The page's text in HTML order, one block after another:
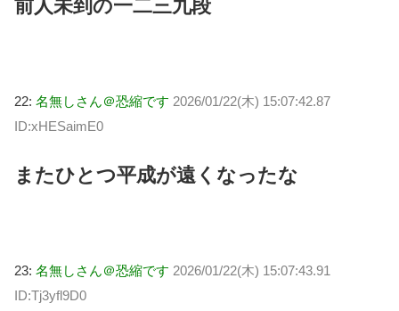
前人未到の一二三九段
22: 名無しさん＠恐縮です 2026/01/22(木) 15:07:42.87
ID:xHESaimE0
またひとつ平成が遠くなったな
23: 名無しさん＠恐縮です 2026/01/22(木) 15:07:43.91
ID:Tj3yfl9D0